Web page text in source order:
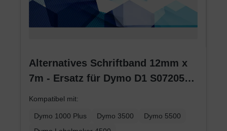
Alternatives Schriftband 12mm x
7m - Ersatz für Dymo D1 S0720530
Kompatibel mit:
Dymo 1000 Plus Dymo 3500
Dymo 5500